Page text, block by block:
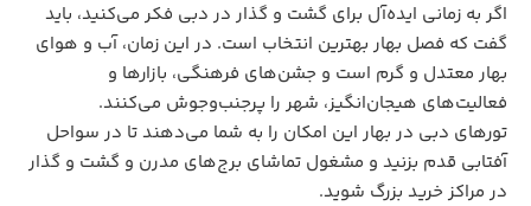
اگر به زمانی ایده‌آل برای گشت و گذار در دبی فکر می‌کنید، باید
گفت که فصل بهار بهترین انتخاب است. در این زمان، آب و هوای
بهار معتدل و گرم است و جشن‌های فرهنگی، بازارها و
فعالیت‌های هیجان‌انگیز، شهر را پرجنب‌وجوش می‌کنند.
تورهای دبی در بهار این امکان را به شما می‌دهند تا در سواحل
آفتابی قدم بزنید و مشغول تماشای برج‌های مدرن و گشت و گذار
در مراکز خرید بزرگ شوید.